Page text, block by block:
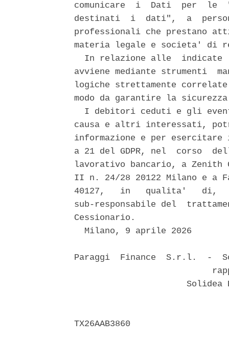
comunicare  i  Dati  per  le
destinati  i  dati",  a
professionali che prestano
materia legale e societa' di
In relazione alle  indicate
avviene mediante strumenti
logiche strettamente
modo da garantire la
I debitori ceduti e gli
causa e altri interessati,
informazione e per
a 21 del GDPR, nel  corso
lavorativo bancario, a Zenith
II n. 24/28 20122 Milano e a
40127,   in   qualita'   di,
sub-responsabile del
Cessionario.
  Milano, 9 aprile 2026
Paraggi  Finance  S.r.l.  -